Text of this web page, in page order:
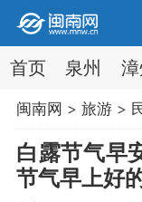
首页 泉州 漳
闽南网 > 旅游>
白露节气早
节气早上好